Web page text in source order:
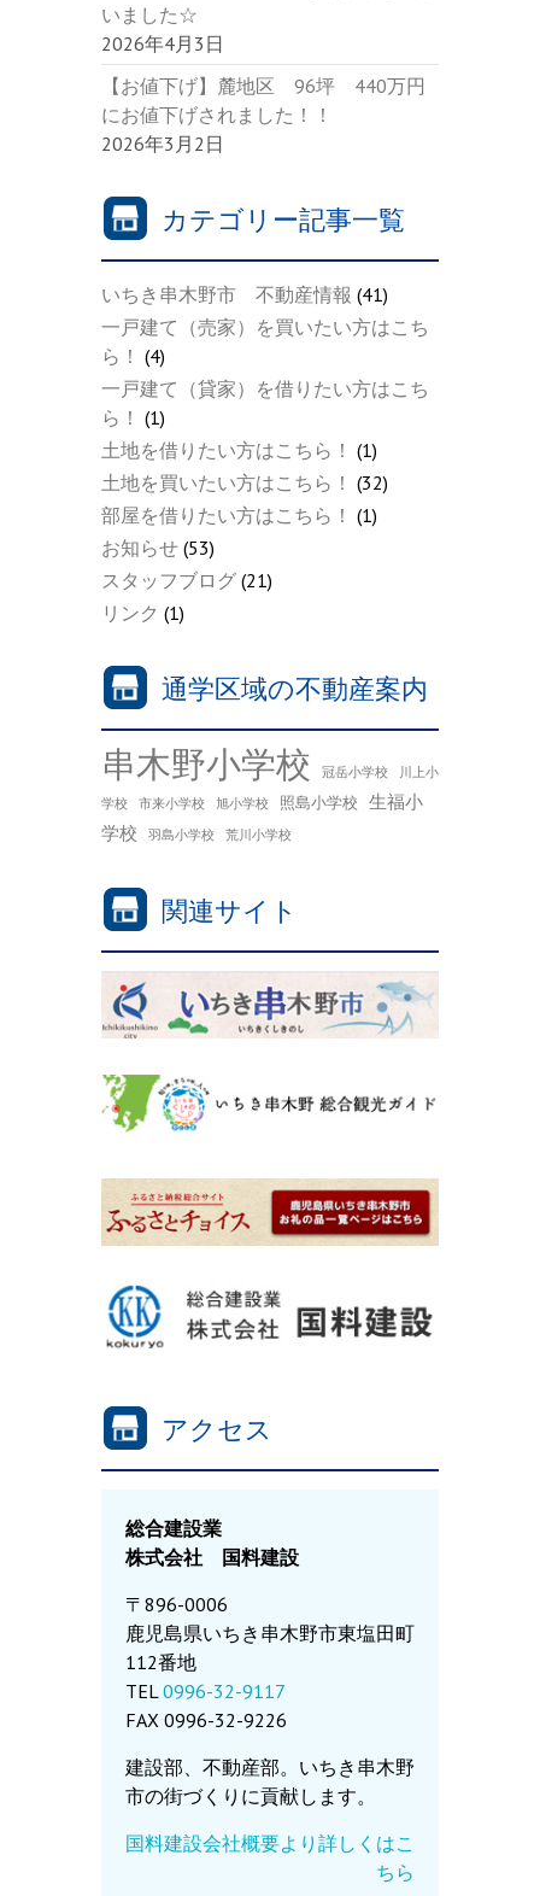
いました☆
2026年4月3日
【お値下げ】麓地区 96坪 440万円
にお値下げされました！！
2026年3月2日
カテゴリー記事一覧
いちき串木野市 不動産情報 (41)
一戸建て（売家）を買いたい方はこち
ら！ (4)
一戸建て（貸家）を借りたい方はこち
ら！ (1)
土地を借りたい方はこちら！ (1)
土地を買いたい方はこちら！ (32)
部屋を借りたい方はこちら！ (1)
お知らせ (53)
スタッフブログ (21)
リンク (1)
通学区域の不動産案内
串木野小学校 冠岳小学校
川上小
学校
市来小学校 旭小学校 照島小学校 生福小
学校
羽島小学校 荒川小学校
関連サイト
アクセス
総合建設業
株式会社 国料建設
〒896-0006
鹿児島県いちき串木野市東塩田町
112番地
TEL0996-32-9117
FAX 0996-32-9226
建設部、不動産部。いちき串木野
市の街づくりに貢献します。
国料建設会社概要より詳しくはこ
ちら